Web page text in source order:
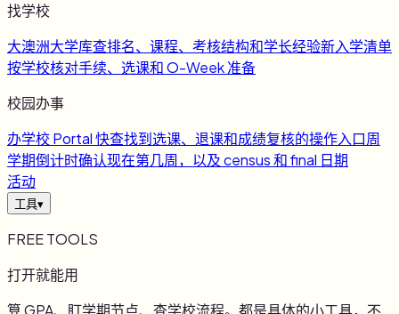
找学校
大澳洲大学库查排名、课程、考核结构和学长经验新入学清单
按学校核对手续、选课和 O-Week 准备
校园办事
办学校 Portal 快查找到选课、退课和成绩复核的操作入口周
学期倒计时确认现在第几周，以及 census 和 final 日期
活动
工具▾
FREE TOOLS
打开就能用
算 GPA、盯学期节点、查学校流程。都是具体的小工具，不